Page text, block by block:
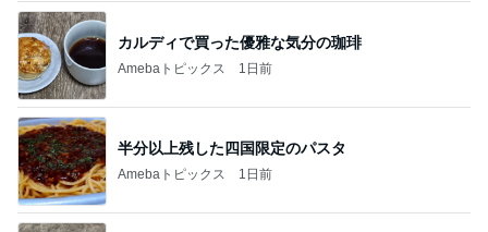
カルディで買った優雅な気分の珈琲
Amebaトピックス 1日前
半分以上残した四国限定のパスタ
Amebaトピックス 1日前